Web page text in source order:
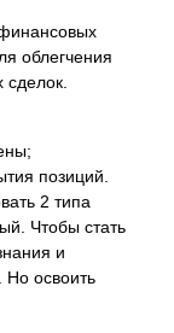
облегчения
сделок.
позиций.
2 типа
Чтобы стать
и
Но освоить